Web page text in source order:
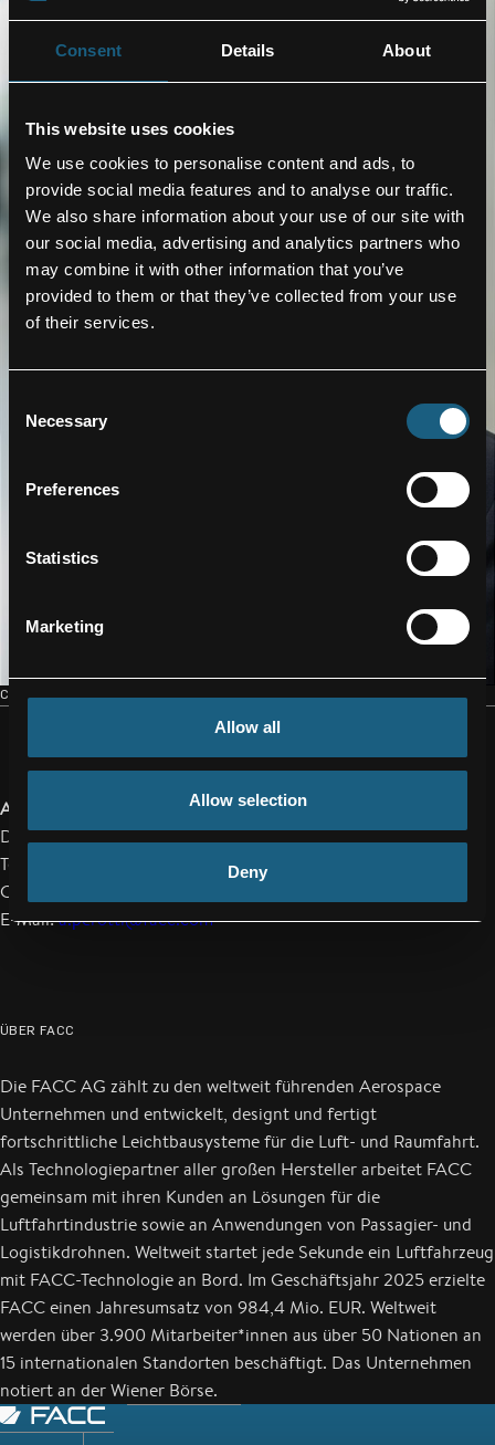
Consent Details About
This website uses cookies
We use cookies to personalise content and ads, to
provide social media features and to analyse our traffic.
We also share information about your use of our site with
our social media, advertising and analytics partners who
may combine it with other information that you’ve
provided to them or that they’ve collected from your use
of their services.
Selection
Necessary
Preferences
Statistics
Marketing
Allow all
Allow selection
Deny
CONTACT
Andreas Perotti
Director Marketing & Communications
Tel.: +43/59/616-1142
Cell: +43/664/ 80 119 1142
E-Mail:a.perotti@facc.com
ÜBER FACC
Die FACC AG zählt zu den weltweit führenden Aerospace
Unternehmen und entwickelt, designt und fertigt
fortschrittliche Leichtbausysteme für die Luft- und Raumfahrt.
Als Technologiepartner aller großen Hersteller arbeitet FACC
gemeinsam mit ihren Kunden an Lösungen für die
Luftfahrtindustrie sowie an Anwendungen von Passagier- und
Logistikdrohnen. Weltweit startet jede Sekunde ein Luftfahrzeug
mit FACC-Technologie an Bord. Im Geschäftsjahr 2025 erzielte
FACC einen Jahresumsatz von 984,4 Mio. EUR. Weltweit
werden über 3.900 Mitarbeiter*innen aus über 50 Nationen an
15 internationalen Standorten beschäftigt. Das Unternehmen
notiert an der Wiener Börse.